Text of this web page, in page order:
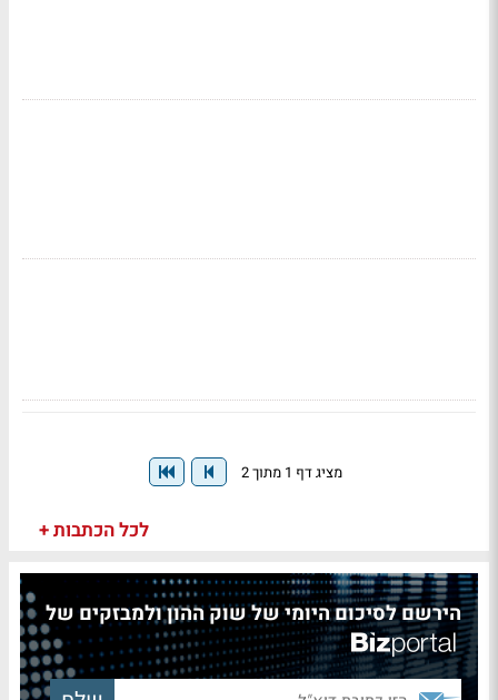
מציג דף 1 מתוך 2
לכל הכתבות +
הירשם לסיכום היומי של שוק ההון ולמבזקים של